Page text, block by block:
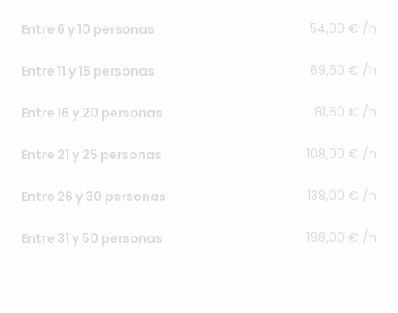
Entre 6 y 10 personas 54,00 € /h
Entre 11 y 15 personas 69,60 € /h
Entre 16 y 20 personas 81,60 € /h
Entre 21 y 25 personas 108,00 € /h
Entre 26 y 30 personas 138,00 € /h
Entre 31 y 50 personas 198,00 € /h